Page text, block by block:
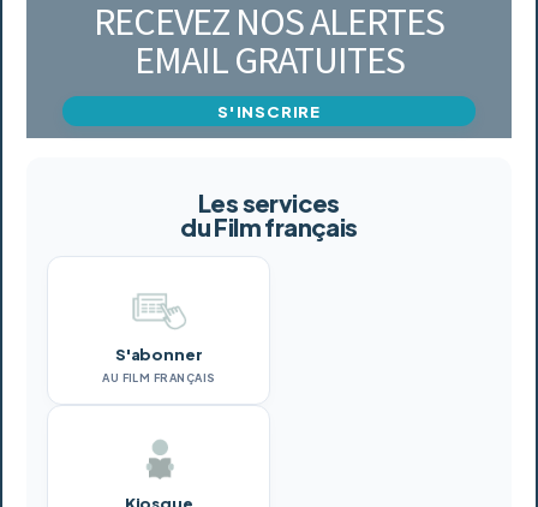
RECEVEZ NOS ALERTES
EMAIL GRATUITES
S'INSCRIRE
Les services
du Film français
S'abonner
AU FILM FRANÇAIS
Kiosque